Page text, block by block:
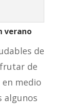
verano
de
de
medio
algunos